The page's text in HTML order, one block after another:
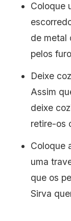
Coloque
de metal
pelos
Deixe
Assim
deixe
retire-os
Coloque
uma
que os
Sirva